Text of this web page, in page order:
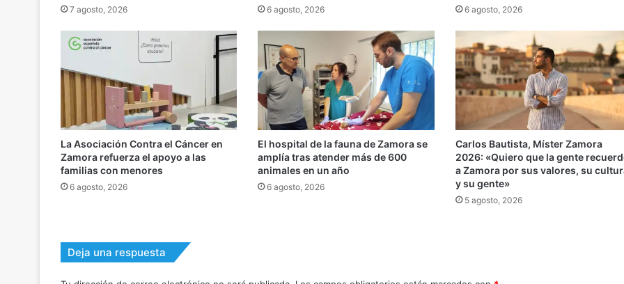
7 agosto, 2026 6 agosto, 2026 6 agosto, 2026
La Asociación Contra el Cáncer en
Zamora refuerza el apoyo a las
familias con menores
6 agosto, 2026
El hospital de la fauna de Zamora se
amplía tras atender más de 600
animales en un año
6 agosto, 2026
Carlos Bautista, Míster Zamora
2026: «Quiero que la gente
a Zamora por sus valores, su
y su gente»
5 agosto, 2026
Deja una respuesta